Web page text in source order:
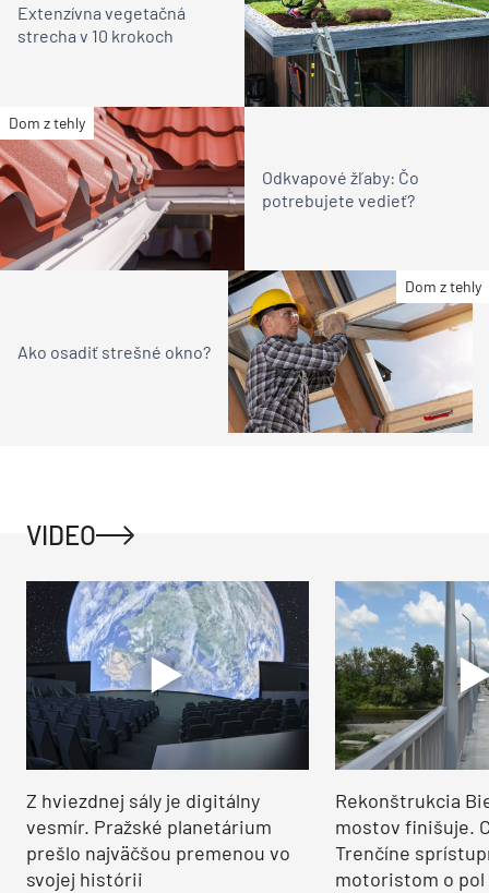
Extenzívna vegetačná
strecha v 10 krokoch
Dom z tehly
Odkvapové žľaby: Čo
potrebujete vedieť?
Dom z tehly
Ako osadiť strešné okno?
VIDEO
Z hviezdnej sály je digitálny
vesmír. Pražské planetárium
prešlo najväčšou premenou vo
svojej histórii
Rekonštrukcia
mostov finišuje.
Trenčíne
motoristom o pol